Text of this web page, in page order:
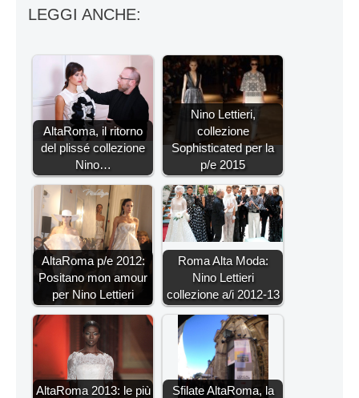
LEGGI ANCHE:
AltaRoma, il ritorno
del plissé collezione
Nino…
Nino Lettieri,
collezione
Sophisticated per la
p/e 2015
AltaRoma p/e 2012:
Positano mon amour
per Nino Lettieri
Roma Alta Moda:
Nino Lettieri
collezione a/i 2012-13
AltaRoma 2013: le più
Sfilate AltaRoma, la